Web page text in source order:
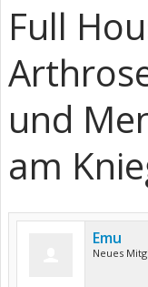
Full
und
am
Emu
Neues